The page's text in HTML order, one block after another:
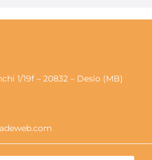
1/19f – 20832 – Desio (MB)